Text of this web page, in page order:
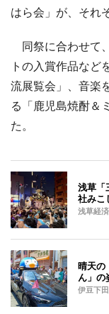
はら会」が、それ
同祭に合わせて
トの入賞作品など
流展覧会」、音楽
る「鹿児島焼酎＆
た。
浅草「
社みこ
浅草経
晴天の
ん」の
伊豆下